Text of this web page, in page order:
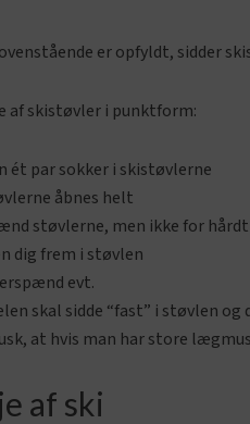
er opfyldt, sidder
af skistøvler i punktform:
ét par sokker i skistøvlerne
åbnes helt
støvlerne, men ikke for hårdt
dig frem i støvlen
evt.
skal sidde “fast” i støvlen
at hvis man har store
af ski